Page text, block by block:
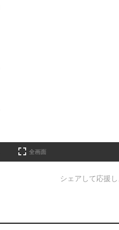
全画面
シェアして応援し